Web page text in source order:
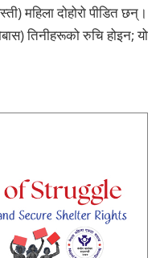
महिला दोहोरो पीडित छन्।
तिनीहरूको रुचि होइन; यो